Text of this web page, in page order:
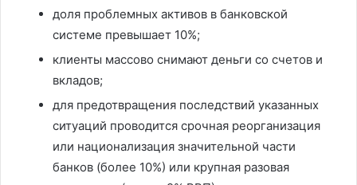
доля проблемных активов в банковской
системе превышает 10%;
клиенты массово снимают деньги со счетов и
вкладов;
для предотвращения последствий указанных
ситуаций проводится срочная реорганизация
или национализация значительной части
банков (более 10%) или крупная разовая